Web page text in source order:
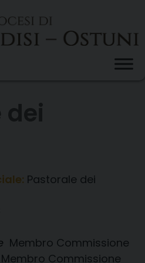
Pastorale dei
Membro Commissione
Membro Commissione